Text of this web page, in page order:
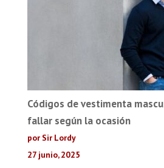
Códigos de vestimenta
fallar según la ocasión
por Sir Lordy
27 junio, 2025